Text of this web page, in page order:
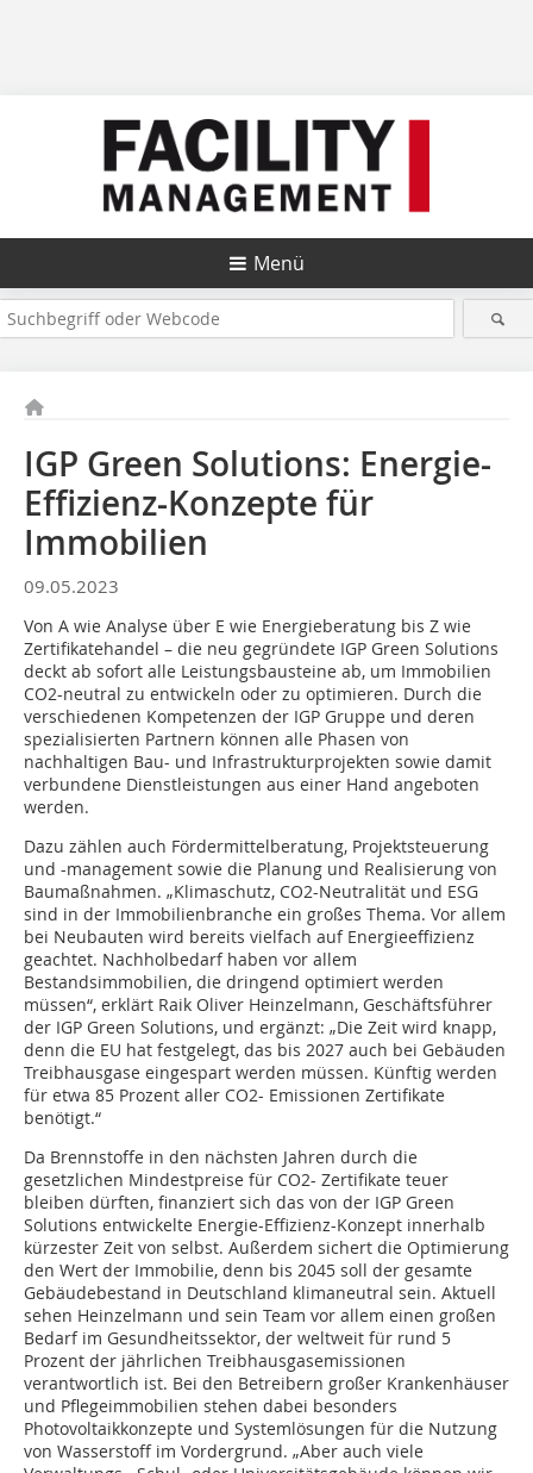
Menü
IGP Green Solutions: Energie-
Effizienz-Konzepte für
Immobilien
09.05.2023
Von A wie Analyse über E wie Energieberatung bis Z wie
Zertifikatehandel – die neu gegründete IGP Green Solutions
deckt ab sofort alle Leistungsbausteine ab, um Immobilien
CO2-neutral zu entwickeln oder zu optimieren. Durch die
verschiedenen Kompetenzen der IGP Gruppe und deren
spezialisierten Partnern können alle Phasen von
nachhaltigen Bau- und Infrastrukturprojekten sowie damit
verbundene Dienstleistungen aus einer Hand angeboten
werden.
Dazu zählen auch Fördermittelberatung, Projektsteuerung
und -management sowie die Planung und Realisierung von
Baumaßnahmen. „Klimaschutz, CO2-Neutralität und ESG
sind in der Immobilienbranche ein großes Thema. Vor allem
bei Neubauten wird bereits vielfach auf Energieeffizienz
geachtet. Nachholbedarf haben vor allem
Bestandsimmobilien, die dringend optimiert werden
müssen“, erklärt Raik Oliver Heinzelmann, Geschäftsführer
der IGP Green Solutions, und ergänzt: „Die Zeit wird knapp,
denn die EU hat festgelegt, das bis 2027 auch bei Gebäuden
Treibhausgase eingespart werden müssen. Künftig werden
für etwa 85 Prozent aller CO2- Emissionen Zertifikate
benötigt.“
Da Brennstoffe in den nächsten Jahren durch die
gesetzlichen Mindestpreise für CO2- Zertifikate teuer
bleiben dürften, finanziert sich das von der IGP Green
Solutions entwickelte Energie-Effizienz-Konzept innerhalb
kürzester Zeit von selbst. Außerdem sichert die Optimierung
den Wert der Immobilie, denn bis 2045 soll der gesamte
Gebäudebestand in Deutschland klimaneutral sein. Aktuell
sehen Heinzelmann und sein Team vor allem einen großen
Bedarf im Gesundheitssektor, der weltweit für rund 5
Prozent der jährlichen Treibhausgasemissionen
verantwortlich ist. Bei den Betreibern großer Krankenhäuser
und Pflegeimmobilien stehen dabei besonders
Photovoltaikkonzepte und Systemlösungen für die Nutzung
von Wasserstoff im Vordergrund. „Aber auch viele